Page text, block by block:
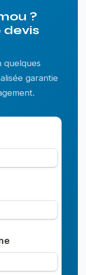
?
devis
quelques
garantie